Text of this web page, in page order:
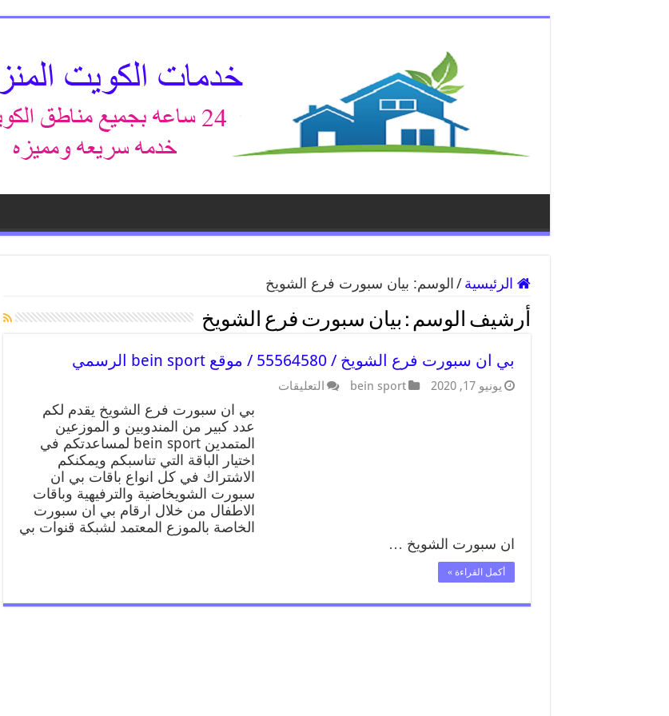
الرئيسية / الوسم: بيان سبورت فرع الشويخ
أرشيف الوسم : بيان سبورت فرع الشويخ
بي ان سبورت فرع الشويخ / 55564580 / موقع bein sport الرسمي
يونيو 17, 2020 bein sport التعليقات
بي ان سبورت فرع الشويخ يقدم لكم
عدد كبير من المندوبين و الموزعين
المتمدين bein sport لمساعدتكم في
اختيار الباقة التي تناسبكم ويمكنكم
الاشتراك في كل انواع باقات بي ان
سبورت الشويخاضية والترفيهية وباقات
الاطفال من خلال ارقام بي ان سبورت
الخاصة بالموزع المعتمد لشبكة قنوات بي
ان سبورت الشويخ …
أكمل القراءة »